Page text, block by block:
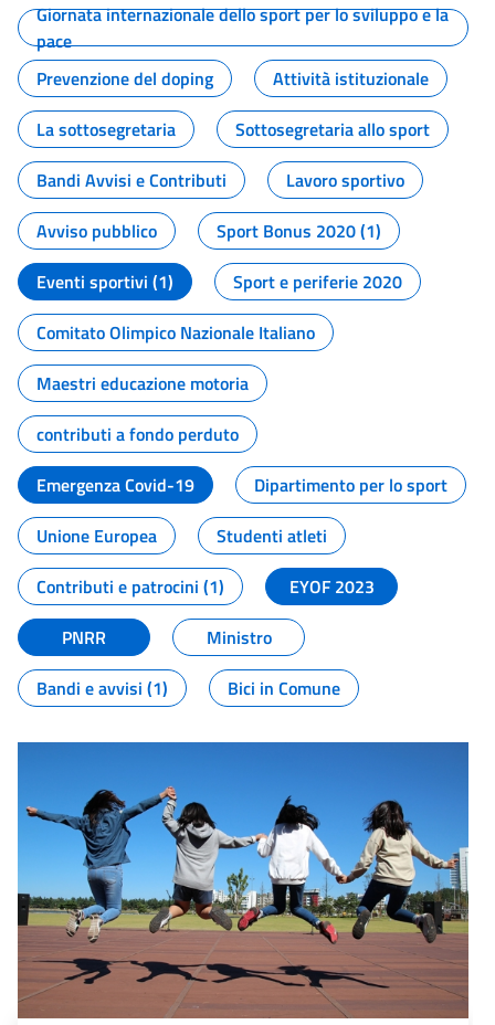
Giornata internazionale dello sport per lo sviluppo e la
pace
Prevenzione del doping
Attività istituzionale
La sottosegretaria
Sottosegretaria allo sport
Bandi Avvisi e Contributi
Lavoro sportivo
Avviso pubblico
Sport Bonus 2020 (1)
Eventi sportivi (1)
Sport e periferie 2020
Comitato Olimpico Nazionale Italiano
Maestri educazione motoria
contributi a fondo perduto
Emergenza Covid-19
Dipartimento per lo sport
Unione Europea
Studenti atleti
Contributi e patrocini (1)
EYOF 2023
PNRR
Ministro
Bandi e avvisi (1)
Bici in Comune